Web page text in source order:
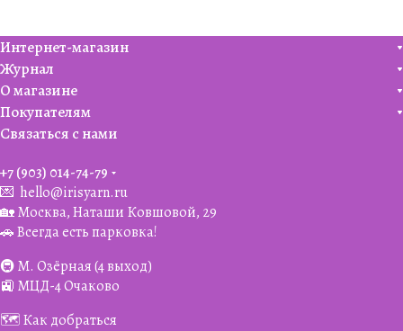
Интернет-магазин
Журнал
О магазине
Покупателям
Связаться с нами
+7 (903) 014-74-79‬
💌 hello@irisyarn.ru
🏡 Москва, Наташи Ковшовой, 29
🚗 Всегда есть парковка!
🚇 М. Озёрная (4 выход)
🚉 МЦД-4 Очаково
🗺️ Как добраться